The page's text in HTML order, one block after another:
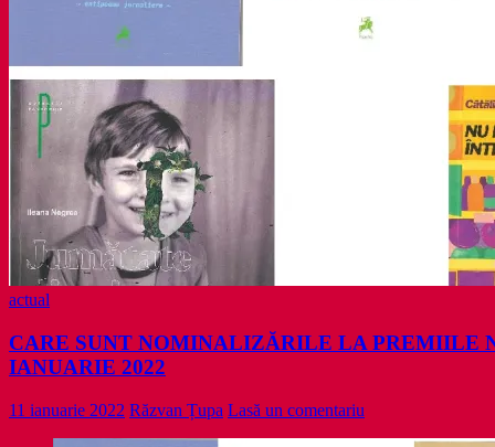
actual
CARE SUNT NOMINALIZĂRILE LA PREMIILE
IANUARIE 2022
11 ianuarie 2022 Răzvan Țupa Lasă un comentariu